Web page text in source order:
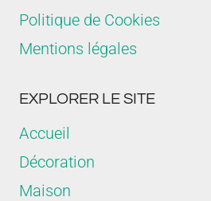
Politique de Cookies
Mentions légales
EXPLORER LE SITE
Accueil
Décoration
Maison